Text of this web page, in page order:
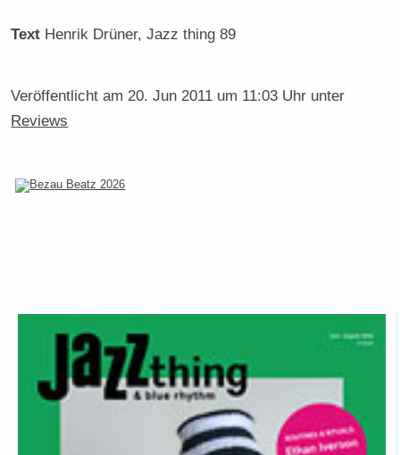
Text Henrik Drüner, Jazz thing 89
Veröffentlicht am 20. Jun 2011 um 11:03 Uhr unter
Reviews